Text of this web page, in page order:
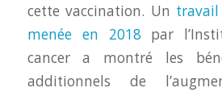
cette vaccination. Un
menée en 2018 par
cancer a montré les
additionnels de